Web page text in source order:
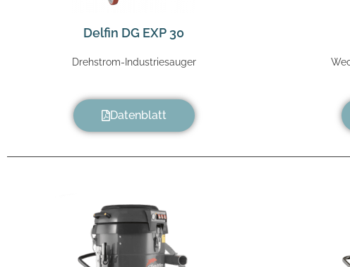
Delfin DG EXP 30
Drehstrom-Industriesauger
Datenblatt